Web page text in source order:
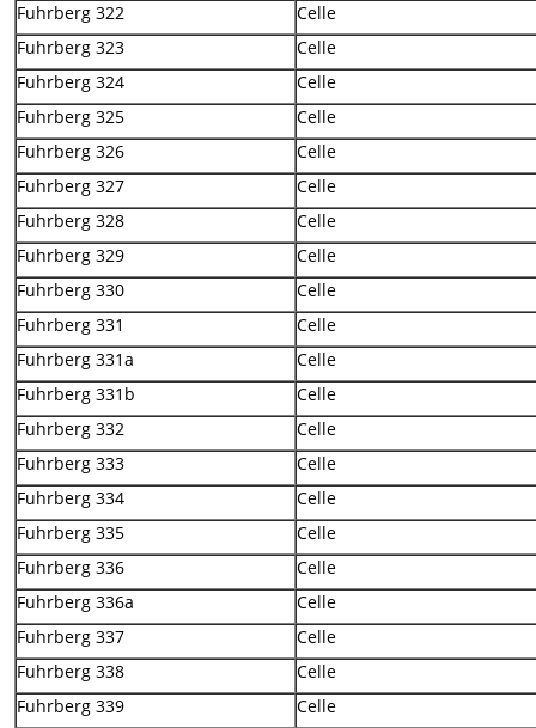
Fuhrberg 322
Celle
Fuhrberg 323
Celle
Fuhrberg 324
Celle
Fuhrberg 325
Celle
Fuhrberg 326
Celle
Fuhrberg 327
Celle
Fuhrberg 328
Celle
Fuhrberg 329
Celle
Fuhrberg 330
Celle
Fuhrberg 331
Celle
Fuhrberg 331a
Celle
Fuhrberg 331b
Celle
Fuhrberg 332
Celle
Fuhrberg 333
Celle
Fuhrberg 334
Celle
Fuhrberg 335
Celle
Fuhrberg 336
Celle
Fuhrberg 336a
Celle
Fuhrberg 337
Celle
Fuhrberg 338
Celle
Fuhrberg 339
Celle